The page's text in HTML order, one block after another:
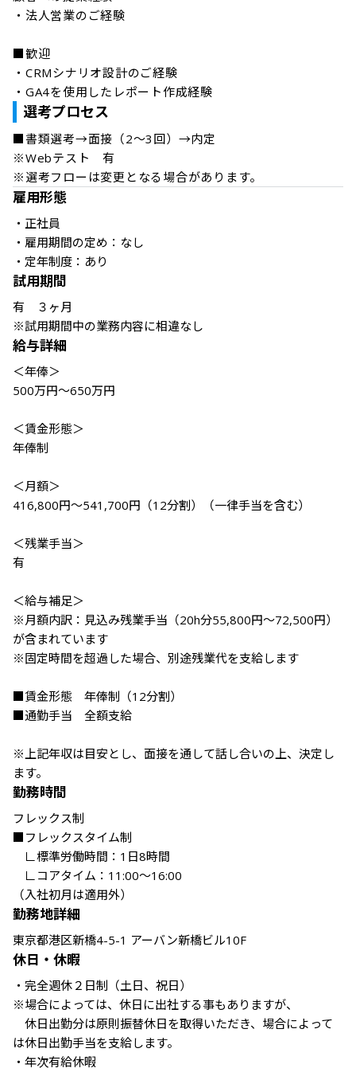
・法人営業のご経験
■歓迎
・CRMシナリオ設計のご経験
・GA4を使用したレポート作成経験
選考プロセス
■書類選考→面接（2～3回）→内定
※Webテスト　有
※選考フローは変更となる場合があります。
雇用形態
・正社員
・雇用期間の定め：なし
・定年制度：あり
試用期間
有　３ヶ月
※試用期間中の業務内容に相違なし
給与詳細
＜年俸＞
500万円～650万円
＜賃金形態＞
年俸制
＜月額＞
416,800円～541,700円（12分割）（一律手当を含む）
＜残業手当＞
有
＜給与補足＞
※月額内訳：見込み残業手当（20h分55,800円～72,500円）
が含まれています
※固定時間を超過した場合、別途残業代を支給します
■賃金形態　年俸制（12分割）
■通勤手当　全額支給
※上記年収は目安とし、面接を通して話し合いの上、決定し
ます。
勤務時間
フレックス制
■フレックスタイム制
∟標準労働時間：1日8時間
∟コアタイム：11:00～16:00
（入社初月は適用外）
勤務地詳細
東京都港区新橋4-5-1 アーバン新橋ビル10F
休日・休暇
・完全週休２日制（土日、祝日）
※場合によっては、休日に出社する事もありますが、
休日出勤分は原則振替休日を取得いただき、場合によって
は休日出勤手当を支給します。
・年次有給休暇